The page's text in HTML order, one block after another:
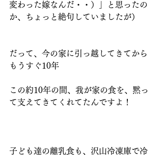
変わった嫁なんだ・・）」と思ったの
か、ちょっと絶句していましたが）
だって、今の家に引っ越してきてから
もうすぐ10年
この約10年の間、我が家の食を、黙っ
て支えてきてくれてたんですよ！
子ども達の離乳食も、沢山冷凍庫で冷